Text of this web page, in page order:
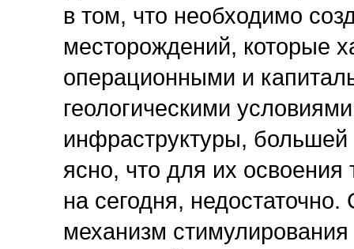
в том, что необходимо
месторождений, которые
операционными и
геологическими
инфраструктуры,
ясно, что для их
на сегодня,
механизм